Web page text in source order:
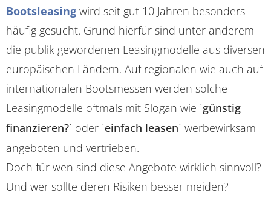
Bootsleasing wird seit gut 10 Jahren besonders
häufig gesucht. Grund hierfür sind unter anderem
die publik gewordenen Leasingmodelle aus diversen
europäischen Ländern. Auf regionalen wie auch auf
internationalen Bootsmessen werden solche
Leasingmodelle oftmals mit Slogan wie `günstig
finanzieren?´ oder `einfach leasen´ werbewirksam
angeboten und vertrieben.
Doch für wen sind diese Angebote wirklich sinnvoll?
Und wer sollte deren Risiken besser meiden? -